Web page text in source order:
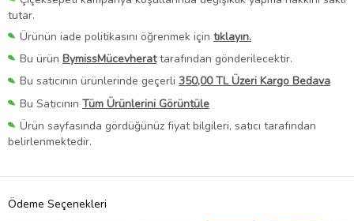
tutar.
Ürünün iade politikasını öğrenmek için tıklayın.
Bu ürün BymissMücevherattarafından gönderilecektir.
Bu satıcının ürünlerinde geçerli 350,00 TL Üzeri Kargo Bedava
Bu Satıcının Tüm Ürünlerini Görüntüle
Ürün sayfasında gördüğünüz fiyat bilgileri, satıcı tarafından
belirlenmektedir.
Ödeme Seçenekleri